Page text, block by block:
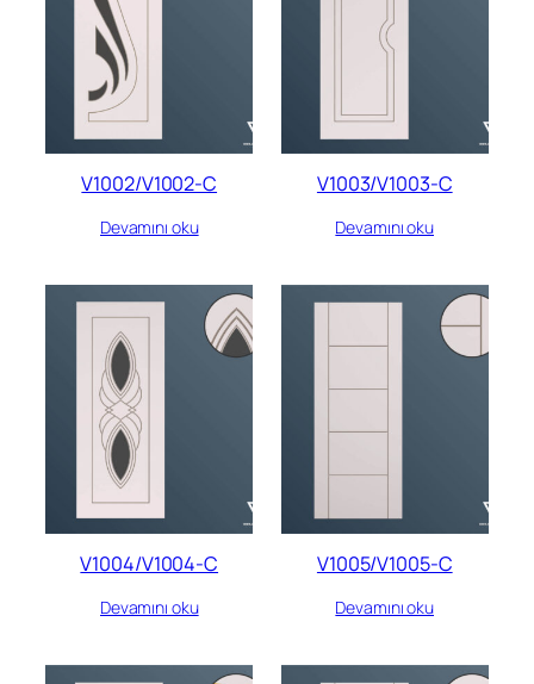
V1002/V1002-C
Devamını oku
V1003/V1003-C
Devamını oku
V1004/V1004-C
Devamını oku
V1005/V1005-C
Devamını oku